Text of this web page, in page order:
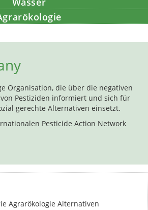
Organisation, die über die negativen
von Pestiziden informiert und sich für
gerechte Alternativen einsetzt.
Pesticide Action Network
Agrarökologie Alternativen